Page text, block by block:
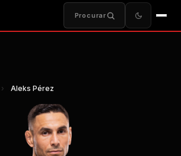
Procurar
› Aleks Pérez